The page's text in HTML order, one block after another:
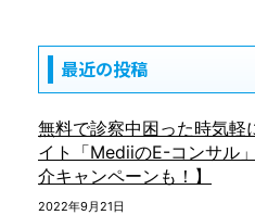
最近の投稿
無料で診察中困った時気軽
イト「MediiのE-コンサル
介キャンペーンも！】
2022年9月21日